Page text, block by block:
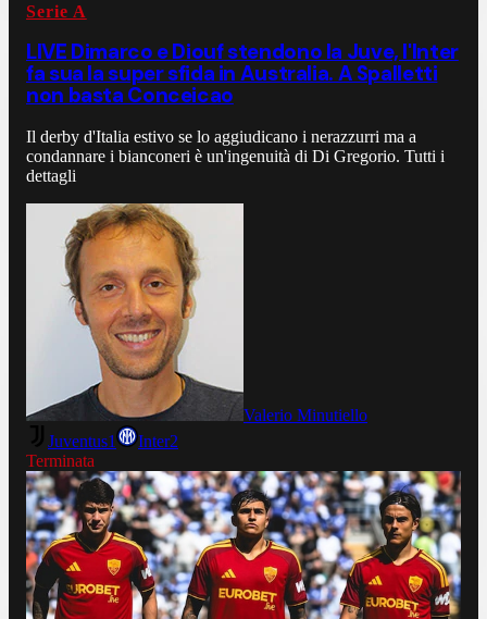
Serie A
LIVE Dimarco e Diouf stendono la Juve, l'Inter
fa sua la super sfida in Australia. A Spalletti
non basta Conceicao
Il derby d'Italia estivo se lo aggiudicano i nerazzurri ma a
condannare i bianconeri è un'ingenuità di Di Gregorio. Tutti i
dettagli
Valerio Minutiello
Juventus1 Inter2
Terminata